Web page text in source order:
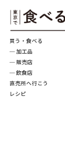
買う・食べる
─ 加工品
─ 販売店
─ 飲食店
直売所へ行こう
レシピ